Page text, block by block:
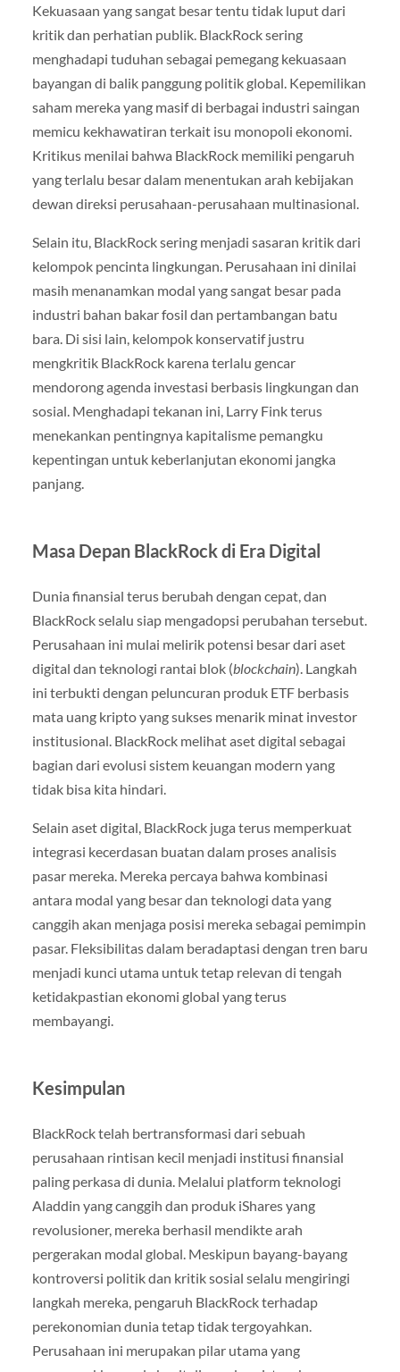
Kekuasaan yang sangat besar tentu tidak luput dari
kritik dan perhatian publik. BlackRock sering
menghadapi tuduhan sebagai pemegang kekuasaan
bayangan di balik panggung politik global. Kepemilikan
saham mereka yang masif di berbagai industri saingan
memicu kekhawatiran terkait isu monopoli ekonomi.
Kritikus menilai bahwa BlackRock memiliki pengaruh
yang terlalu besar dalam menentukan arah kebijakan
dewan direksi perusahaan-perusahaan multinasional.
Selain itu, BlackRock sering menjadi sasaran kritik dari
kelompok pencinta lingkungan. Perusahaan ini dinilai
masih menanamkan modal yang sangat besar pada
industri bahan bakar fosil dan pertambangan batu
bara. Di sisi lain, kelompok konservatif justru
mengkritik BlackRock karena terlalu gencar
mendorong agenda investasi berbasis lingkungan dan
sosial. Menghadapi tekanan ini, Larry Fink terus
menekankan pentingnya kapitalisme pemangku
kepentingan untuk keberlanjutan ekonomi jangka
panjang.
Masa Depan BlackRock di Era Digital
Dunia finansial terus berubah dengan cepat, dan
BlackRock selalu siap mengadopsi perubahan tersebut.
Perusahaan ini mulai melirik potensi besar dari aset
digital dan teknologi rantai blok (blockchain). Langkah
ini terbukti dengan peluncuran produk ETF berbasis
mata uang kripto yang sukses menarik minat investor
institusional. BlackRock melihat aset digital sebagai
bagian dari evolusi sistem keuangan modern yang
tidak bisa kita hindari.
Selain aset digital, BlackRock juga terus memperkuat
integrasi kecerdasan buatan dalam proses analisis
pasar mereka. Mereka percaya bahwa kombinasi
antara modal yang besar dan teknologi data yang
canggih akan menjaga posisi mereka sebagai pemimpin
pasar. Fleksibilitas dalam beradaptasi dengan tren baru
menjadi kunci utama untuk tetap relevan di tengah
ketidakpastian ekonomi global yang terus
membayangi.
Kesimpulan
BlackRock telah bertransformasi dari sebuah
perusahaan rintisan kecil menjadi institusi finansial
paling perkasa di dunia. Melalui platform teknologi
Aladdin yang canggih dan produk iShares yang
revolusioner, mereka berhasil mendikte arah
pergerakan modal global. Meskipun bayang-bayang
kontroversi politik dan kritik sosial selalu mengiringi
langkah mereka, pengaruh BlackRock terhadap
perekonomian dunia tetap tidak tergoyahkan.
Perusahaan ini merupakan pilar utama yang